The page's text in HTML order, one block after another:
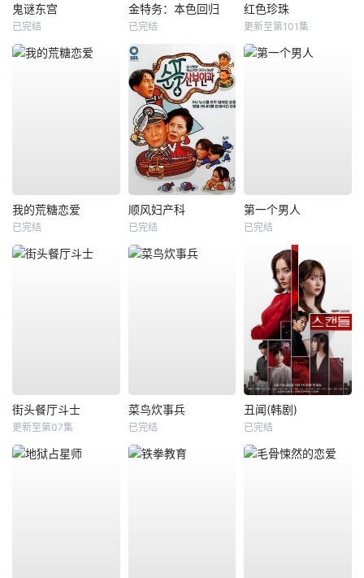
鬼谜东宫
已完结
金特务：本色回归
已完结
红色珍珠
更新至第101集
我的荒糖恋爱
已完结
顺风妇产科
已完结
第一个男人
已完结
街头餐厅斗士
更新至第07集
菜鸟炊事兵
已完结
丑闻(韩剧)
已完结